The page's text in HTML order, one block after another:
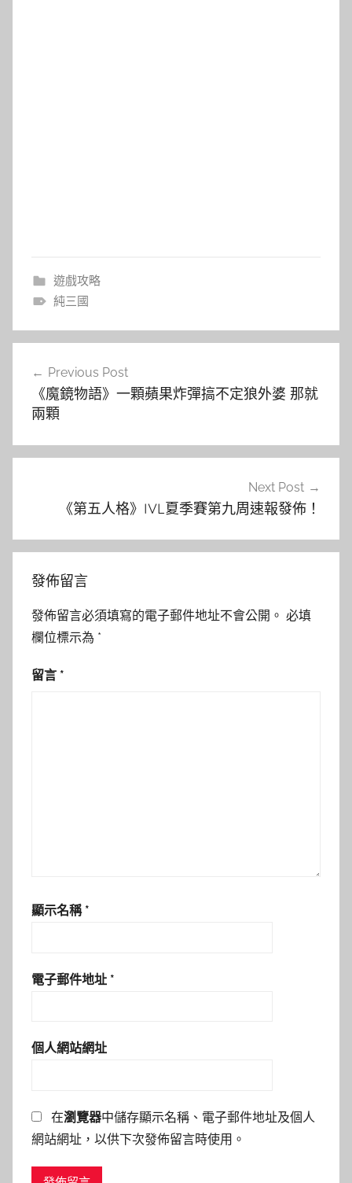
遊戲攻略
純三國
覽
Previous Post
《魔鏡物語》一顆蘋果炸彈搞不定狼外婆 那就
兩顆
Next Post
《第五人格》IVL夏季賽第九周速報發佈！
發佈留言
發佈留言必須填寫的電子郵件地址不會公開。 必填
欄位標示為 *
留言 *
顯示名稱 *
電子郵件地址 *
個人網站網址
在瀏覽器中儲存顯示名稱、電子郵件地址及個人
網站網址，以供下次發佈留言時使用。